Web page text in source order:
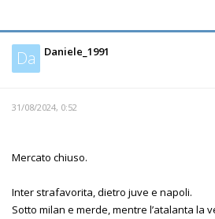
Da Daniele_1991
31/08/2024, 0:52
Mercato chiuso.
Inter strafavorita, dietro juve e napoli.
Sotto milan e merde, mentre l’atalanta la